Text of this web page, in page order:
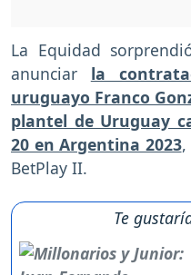
La Equidad
anunciar la
uruguayo Franco
plantel de Uruguay
20 en Argentina 2023,
BetPlay II.
Te